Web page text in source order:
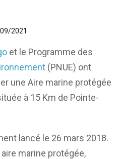
2021
et le Programme des
(PNUE) ont
une Aire marine protégée
à 15 Km de Pointe-
lancé le 26 mars 2018.
marine protégée,